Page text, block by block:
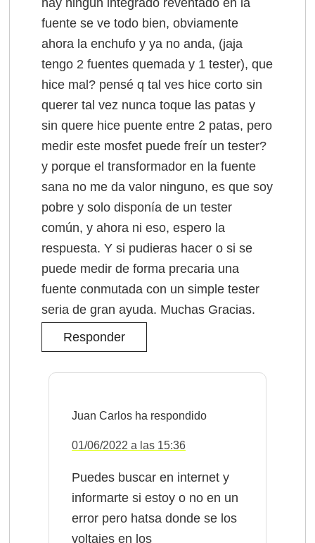
fuente se ve todo bien, obviamente
ahora la enchufo y ya no anda, (jaja
tengo 2 fuentes quemada y 1 tester), que
hice mal? pensé q tal ves hice corto sin
querer tal vez nunca toque las patas y
sin quere hice puente entre 2 patas, pero
medir este mosfet puede freír un tester?
y porque el transformador en la fuente
sana no me da valor ninguno, es que soy
pobre y solo disponía de un tester
común, y ahora ni eso, espero la
respuesta. Y si pudieras hacer o si se
puede medir de forma precaria una
fuente conmutada con un simple tester
seria de gran ayuda. Muchas Gracias.
Responder
Juan Carlos
01/06/2022 a las 15:36
Puedes buscar en internet y
informarte si estoy o no en un
error pero hatsa donde se los
voltajes en los